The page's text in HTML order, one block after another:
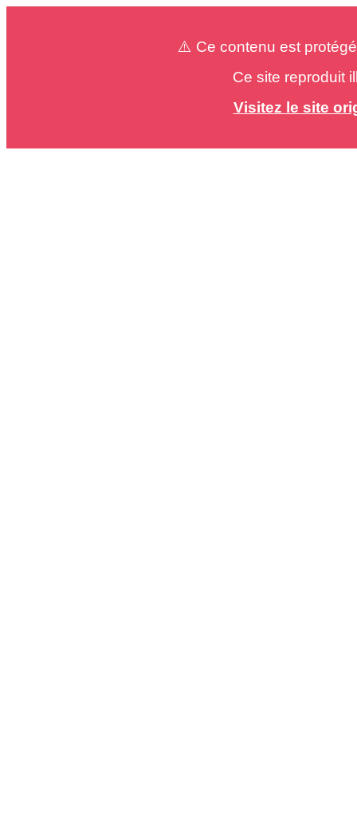
⚠️ Ce contenu est
Ce site reproduit
Visitez le site